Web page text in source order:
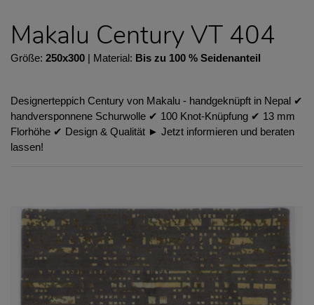
Makalu Century VT 404
Größe: 250x300 | Material: Bis zu 100 % Seidenanteil
Designerteppich Century von Makalu - handgeknüpft in Nepal ✔︎
handversponnene Schurwolle ✔︎ 100 Knot-Knüpfung ✔︎ 13 mm
Florhöhe ✔︎ Design & Qualität ► Jetzt informieren und beraten
lassen!